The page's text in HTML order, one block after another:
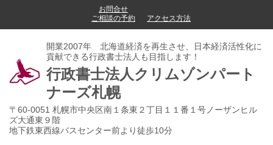
お問合せ
ご相談の予約
アクセス方法
開業2007年 北海道経済を再生させ、日本経済活性化に
貢献できる行政書士法人も目指します！
行政書士法人クリムゾンパート
ナーズ札幌
〒60-0051 札幌市中央区南１条東２丁目１１番１号ノーザンヒル
ズ大通東９階
地下鉄東西線バスセンター前より徒歩10分